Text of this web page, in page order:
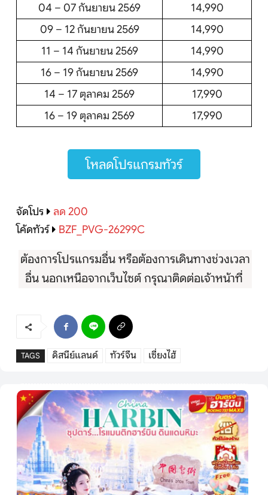
04 – 07 กันยายน 2569
14,990
09 – 12 กันยายน 2569
14,990
11 – 14 กันยายน 2569
14,990
16 – 19 กันยายน 2569
14,990
14 – 17 ตุลาคม 2569
17,990
16 – 19 ตุลาคม 2569
17,990
โหลดโปรแกรมทัวร์
จัดโปร
ลด 200
โค้ดทัวร์
BZF_PVG-26299C
ต้องการโปรแกรมอื่น หรือต้องการเดินทางช่วงเวลา
อื่น นอกเหนือจากเว็บไซต์ กรุณาติดต่อเจ้าหน้าที่
TAGS ดิสนีย์แลนด์ ทัวร์จีน เซี่ยงไฮ้